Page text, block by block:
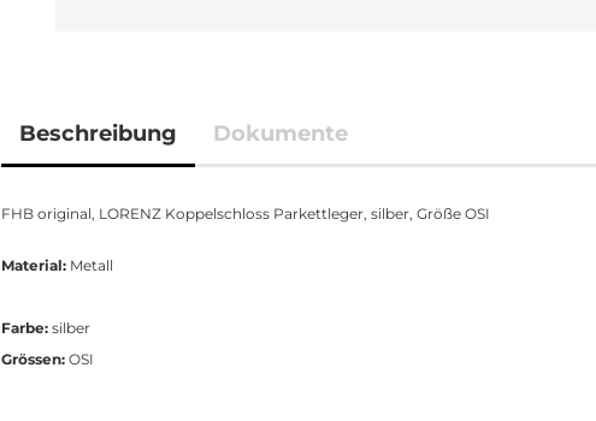
Beschreibung Dokumente
FHB original, LORENZ Koppelschloss Parkettleger, silber, Größe OSI
Material: Metall
Farbe: silber
Grössen: OSI